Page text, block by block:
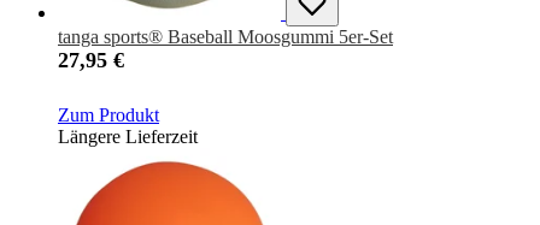
tanga sports® Baseball Moosgummi 5er-Set
27,95 €
Zum Produkt
Längere Lieferzeit